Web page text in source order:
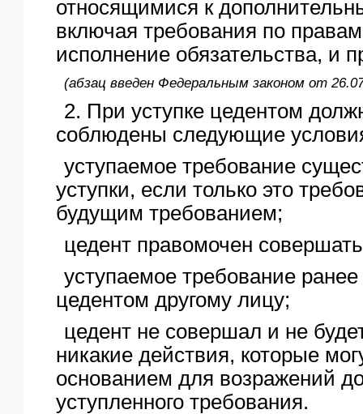
относящимися к
включая требования по
исполнение обязательства, и
(абзац введен Федеральным законом от
2. При уступке цедентом
соблюдены следующие
уступаемое требование
уступки, если только это
будущим требованием;
цедент правомочен совершать
уступаемое требование
цедентом другому лицу;
цедент не совершал и не
никакие действия, которые
основанием для возражений
уступленного требования.